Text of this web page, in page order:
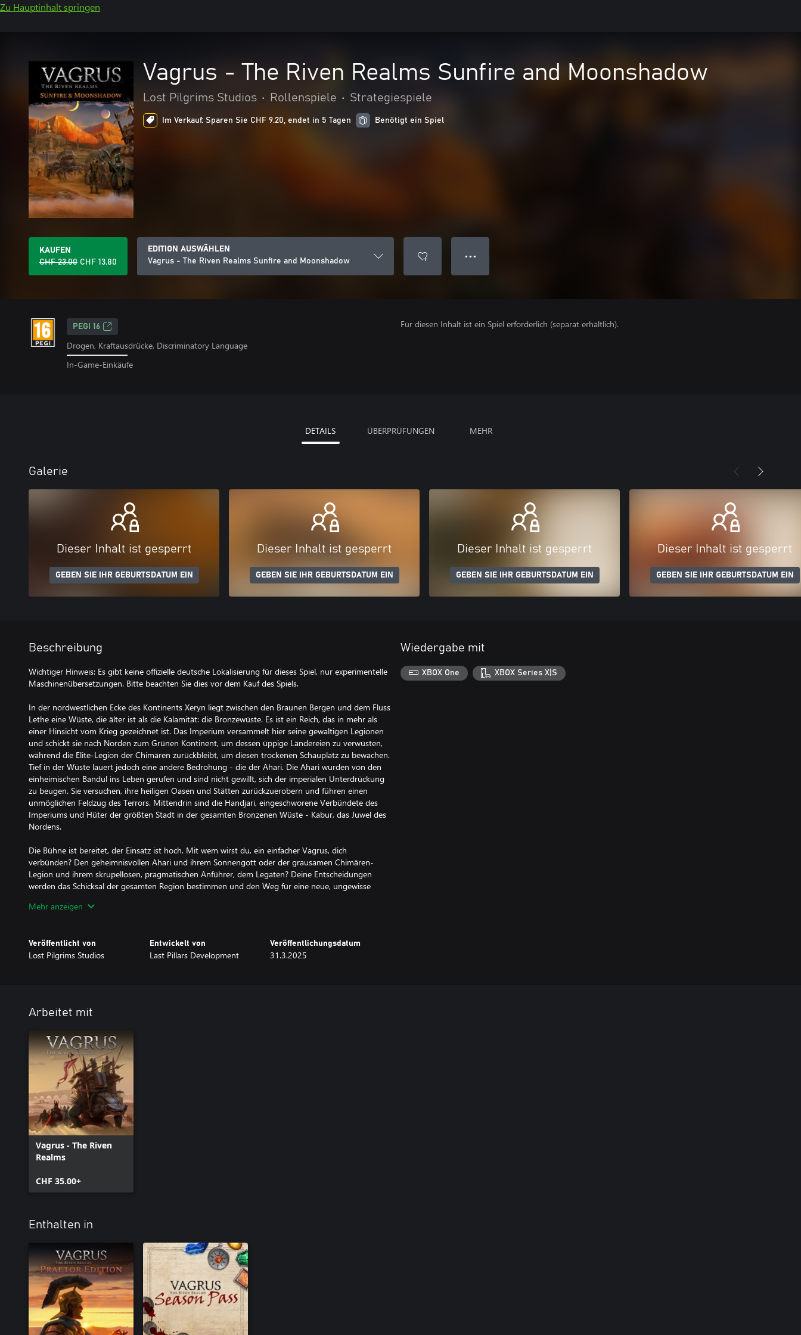
Zu Hauptinhalt springen
Vagrus - The Riven Realms Sunfire and Moonshadow
Lost Pilgrims Studios • Rollenspiele • Strategiespiele
Im Verkauf: Sparen Sie CHF 9.20, endet in 5 Tagen Benötigt ein Spiel
KAUFEN
CHF 23.00 CHF 13.80
EDITION AUSWÄHLEN
Vagrus - The Riven Realms Sunfire and Moonshadow
● ● ●
PEGI 16
Drogen, Kraftausdrücke, Discriminatory Language
In-Game-Einkäufe
Für diesen Inhalt ist ein Spiel erforderlich (separat erhältlich).
DETAILS ÜBERPRÜFUNGEN MEHR
Galerie
Dieser Inhalt ist gesperrt
GEBEN SIE IHR GEBURTSDATUM EIN
Dieser Inhalt ist gesperrt
GEBEN SIE IHR GEBURTSDATUM EIN
Dieser Inhalt ist gesperrt
GEBEN SIE IHR GEBURTSDATUM EIN
Dieser Inhalt ist gesperrt
GEBEN SIE IHR GEBURTSDATUM EIN
Beschreibung
Wichtiger Hinweis: Es gibt keine offizielle deutsche Lokalisierung für dieses Spiel, nur experimentelle
Maschinenübersetzungen. Bitte beachten Sie dies vor dem Kauf des Spiels.
In der nordwestlichen Ecke des Kontinents Xeryn liegt zwischen den Braunen Bergen und dem Fluss
Lethe eine Wüste, die älter ist als die Kalamität: die Bronzewüste. Es ist ein Reich, das in mehr als
einer Hinsicht vom Krieg gezeichnet ist. Das Imperium versammelt hier seine gewaltigen Legionen
und schickt sie nach Norden zum Grünen Kontinent, um dessen üppige Ländereien zu verwüsten,
während die Elite-Legion der Chimären zurückbleibt, um diesen trockenen Schauplatz zu bewachen.
Tief in der Wüste lauert jedoch eine andere Bedrohung - die der Ahari. Die Ahari wurden von den
einheimischen Bandul ins Leben gerufen und sind nicht gewillt, sich der imperialen Unterdrückung
zu beugen. Sie versuchen, ihre heiligen Oasen und Stätten zurückzuerobern und führen einen
unmöglichen Feldzug des Terrors. Mittendrin sind die Handjari, eingeschworene Verbündete des
Imperiums und Hüter der größten Stadt in der gesamten Bronzenen Wüste - Kabur, das Juwel des
Nordens.
Die Bühne ist bereitet, der Einsatz ist hoch. Mit wem wirst du, ein einfacher Vagrus, dich
verbünden? Den geheimnisvollen Ahari und ihrem Sonnengott oder der grausamen Chimären-
Legion und ihrem skrupellosen, pragmatischen Anführer, dem Legaten? Deine Entscheidungen
werden das Schicksal der gesamten Region bestimmen und den Weg für eine neue, ungewisse
neuen, besonderen Weg durchqueren müssen, den andere Vagri selten benutzen.
Konflikts, an dem drei neue Kernfraktionen beteiligt sind - die Ahari, die Chimärenlegion und die
ausmachen.
Mehr anzeigen
Veröffentlicht von
Lost Pilgrims Studios
Entwickelt von
Last Pillars Development
Veröffentlichungsdatum
31.3.2025
Wiedergabe mit
XBOX One XBOX Series X|S
Arbeitet mit
Vagrus - The Riven
Realms
CHF 35.00+
Enthalten in